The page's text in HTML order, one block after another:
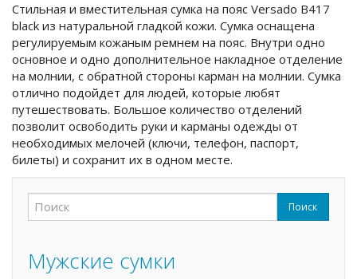
Стильная и вместительная сумка на пояс Versado B417
black из натуральной гладкой кожи. Сумка оснащена
регулируемым кожаным ремнем на пояс. Внутри одно
основное и одно дополнительное накладное отделение
на молнии, с обратной стороны карман на молнии. Сумка
отлично подойдет для людей, которые любят
путешествовать. Большое количество отделений
позволит освободить руки и карманы одежды от
необходимых мелочей (ключи, телефон, паспорт,
билеты) и сохранит их в одном месте.
Форма поиска Поиск
Мужские сумки